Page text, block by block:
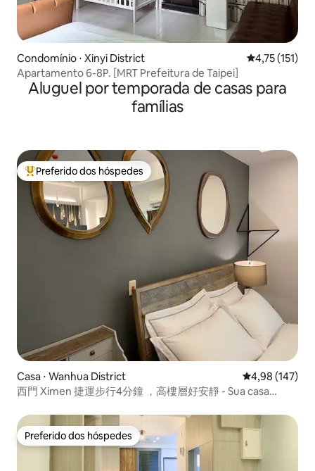
Condomínio ⋅ Xinyi District 4,75 de uma
4,75 (151)
Apartamento 6-8P. [MRT Prefeitura de Taipei]
Aluguel por temporada de casas para
famílias
Entre os melhores preferidos dos hóspedes
Preferido dos hóspedes
Casa ⋅ Wanhua District 4,98 de uma
4,98 (147)
西門 Ximen 捷運步行4分鐘 ，高樓層好安靜 - Sua casa
Preferido dos hóspedes
Preferido dos hóspedes